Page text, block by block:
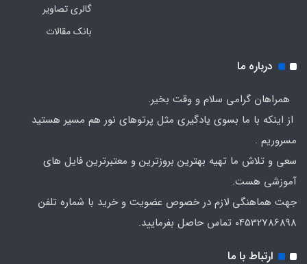
گالری تصاویر
بانک مقالات
درباره ما
همراهان گرامی سلام و وقت بخیر.
از اینکه با ما بسوی یادگیری مثل پرتوهای نور هم مسیر هستید
مسروریم .
سعی و تلاش ما تهیه بهترین بروزترین و معتبرترین فایل های
آموزشی هست.
جهت هماهنگی لازم در خصوص عضویت و خرید با شماره تلفن
04532786898 تماس حاصل بفرمایید.
ارتباط با ما